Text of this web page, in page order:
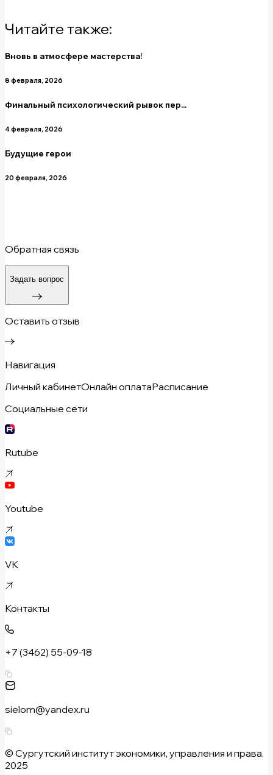
Читайте также:
Вновь в атмосфере мастерства!
8 февраля, 2026
Финальный психологический рывок пер...
4 февраля, 2026
Будущие герои
20 февраля, 2026
Обратная связь
Задать вопрос
Оставить отзыв
Навигация
Личный кабинетОнлайн оплатаРасписание
Социальные сети
Rutube
Youtube
VK
Контакты
+7 (3462) 55-09-18
sielom@yandex.ru
© Сургутский институт экономики, управления и права.
2025